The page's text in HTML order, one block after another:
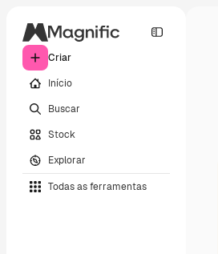
Criar
Início
Buscar
Stock
Explorar
Todas as ferramentas